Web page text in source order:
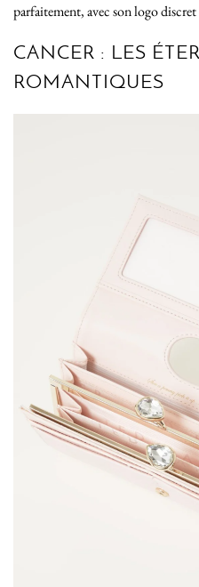
parfaitement, avec son logo
CANCER : LES
ROMANTIQUES